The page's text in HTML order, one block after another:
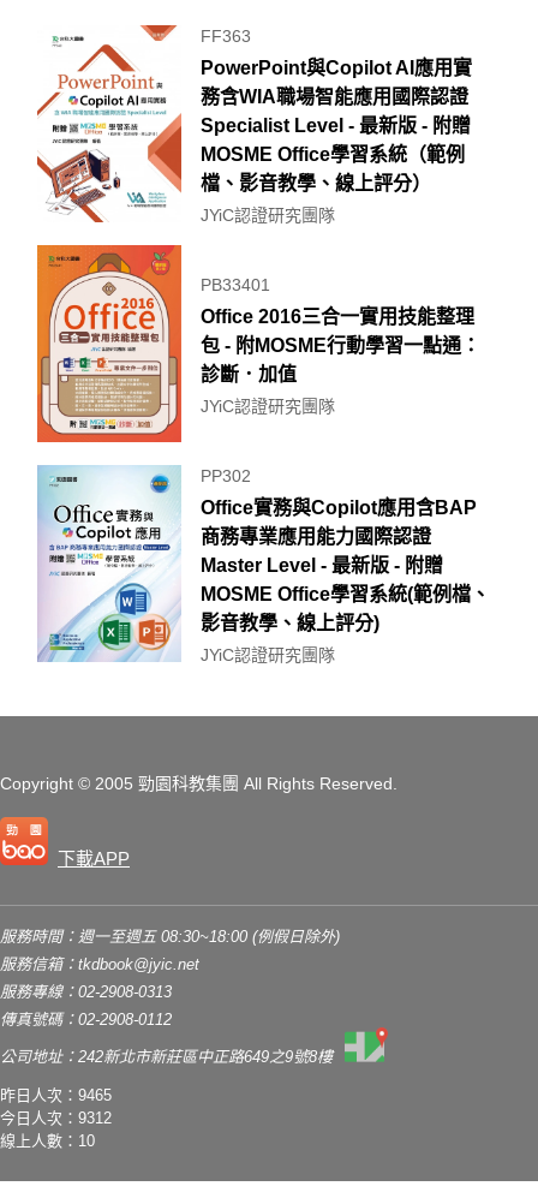
FF363
PowerPoint與Copilot AI應用實
務含WIA職場智能應用國際認證
Specialist Level - 最新版 - 附贈
MOSME Office學習系統（範例
檔、影音教學、線上評分）
JYiC認證研究團隊
PB33401
Office 2016三合一實用技能整理
包 - 附MOSME行動學習一點通：
診斷．加值
JYiC認證研究團隊
PP302
Office實務與Copilot應用含BAP
商務專業應用能力國際認證
Master Level - 最新版 - 附贈
MOSME Office學習系統(範例檔、
影音教學、線上評分)
JYiC認證研究團隊
Copyright © 2005 勁園科教集團 All Rights Reserved.
下載APP
服務時間：週一至週五 08:30~18:00 (例假日除外)
服務信箱： tkdbook@jyic.net
服務專線：02-2908-0313
傳真號碼：02-2908-0112
公司地址：242新北市新莊區中正路649之9號8樓
昨日人次：9465
今日人次：9312
線上人數：10